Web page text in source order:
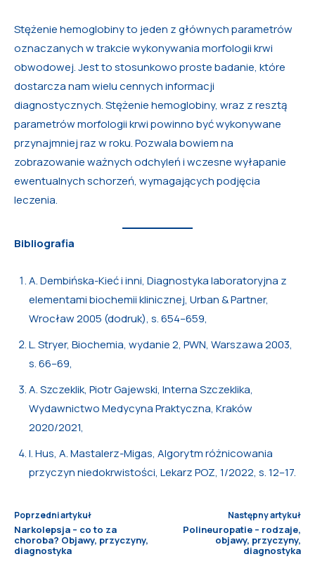
Stężenie hemoglobiny to jeden z głównych parametrów
oznaczanych w trakcie wykonywania morfologii krwi
obwodowej. Jest to stosunkowo proste badanie, które
dostarcza nam wielu cennych informacji
diagnostycznych. Stężenie hemoglobiny, wraz z resztą
parametrów morfologii krwi powinno być wykonywane
przynajmniej raz w roku. Pozwala bowiem na
zobrazowanie ważnych odchyleń i wczesne wyłapanie
ewentualnych schorzeń, wymagających podjęcia
leczenia.
Bibliografia
A. Dembińska-Kieć i inni, Diagnostyka laboratoryjna z
elementami biochemii klinicznej, Urban & Partner,
Wrocław 2005 (dodruk), s. 654–659,
L. Stryer, Biochemia, wydanie 2, PWN, Warszawa 2003,
s. 66–69,
A. Szczeklik, Piotr Gajewski, Interna Szczeklika,
Wydawnictwo Medycyna Praktyczna, Kraków
2020/2021,
I. Hus, A. Mastalerz-Migas, Algorytm różnicowania
przyczyn niedokrwistości, Lekarz POZ, 1/2022, s. 12–17.
Poprzedni artykuł
Narkolepsja – co to za
choroba? Objawy, przyczyny,
diagnostyka
Następny artykuł
Polineuropatie – rodzaje,
objawy, przyczyny,
diagnostyka